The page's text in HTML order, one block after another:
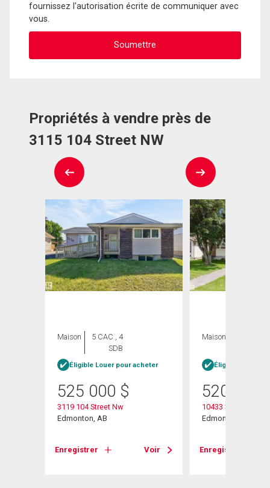
fournissez l'autorisation écrite de communiquer avec
vous.
Propriétés à vendre près de
3115 104 Street NW
Maison
5 CAC , 4
SDB
Éligible Louer pour acheter
525 000 $
3119 104 Street Nw
Edmonton, AB
Enregistrer Voir
Maison
Éligible Louer
520 000
10433 32a Avenue
Edmonton, AB
Enregistrer